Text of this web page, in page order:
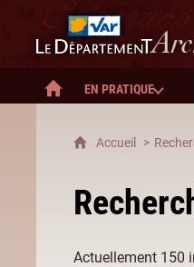
Département du
ACCUEIL
EN PRATIQUE
Accueil
Actuellement 150